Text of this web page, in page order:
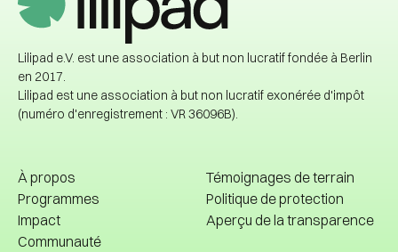
Lilipad e.V. est une association à but non lucratif fondée à Berlin
en 2017.
Lilipad est une association à but non lucratif exonérée d'impôt
(numéro d'enregistrement : VR 36096B).
À propos
À propos
Programmes
Impact
Communauté
Témoignages de terrain
Témoignages de terrain
Politique de protection
Aperçu de la transparence